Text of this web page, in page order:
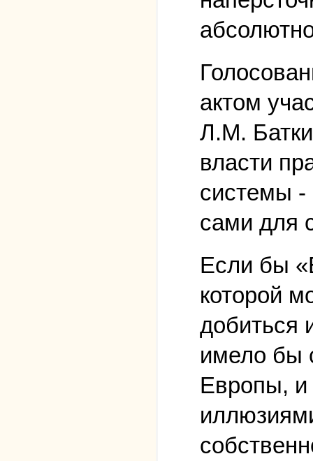
актом
Л.М.
власти
системы -
сами для
Если бы
которой
добиться
имело бы
Европы,